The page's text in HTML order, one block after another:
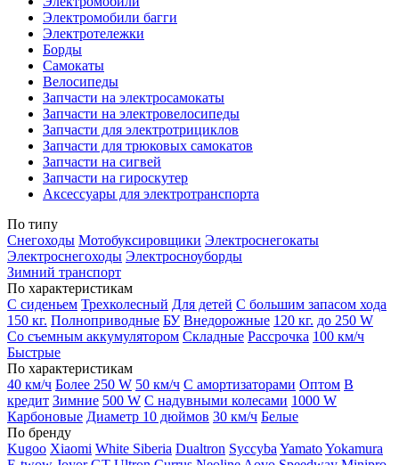
Электромобили багги
Электротележки
Борды
Самокаты
Велосипеды
Запчасти на электросамокаты
Запчасти на электровелосипеды
Запчасти для электротрициклов
Запчасти для трюковых самокатов
Запчасти на сигвей
Запчасти на гироскутер
Аксессуары для электротранспорта
По типу
Снегоходы Мотобуксировщики Электроснегокаты
Электроснегоходы Электросноуборды
Зимний транспорт
По характеристикам
С сиденьем Трехколесный Для детей С большим запасом хода
150 кг. Полноприводные БУ Внедорожные 120 кг. до 250 W
Со съемным аккумулятором Складные Рассрочка 100 км/ч
Быстрые
По характеристикам
40 км/ч Более 250 W 50 км/ч С амортизаторами Оптом В
кредит Зимние 500 W С надувными колесами 1000 W
Карбоновые Диаметр 10 дюймов 30 км/ч Белые
По бренду
Kugoo Xiaomi White Siberia Dualtron Syccyba YamatoYokamura